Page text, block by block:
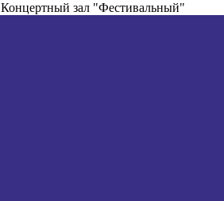
Концертный зал "Фестивальный"